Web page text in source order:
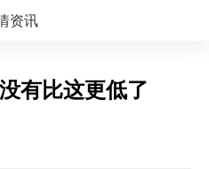
资讯
有比这更低了